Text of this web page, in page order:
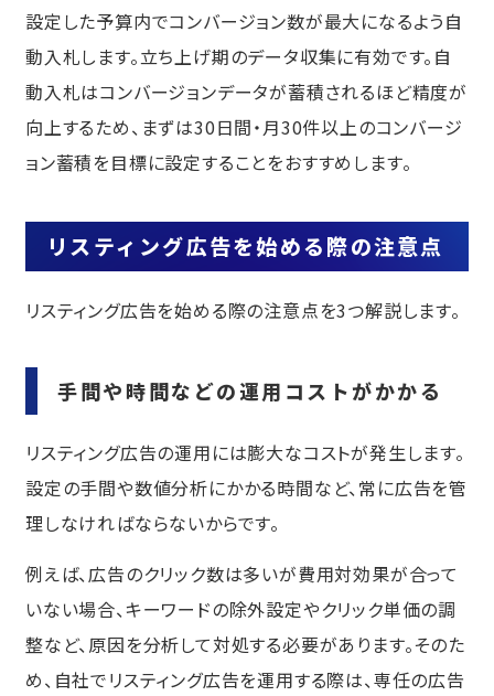
設定した予算内でコンバージョン数が最大になるよう自
動入札します。立ち上げ期のデータ収集に有効です。自
動入札はコンバージョンデータが蓄積されるほど精度が
向上するため、まずは30日間・月30件以上のコンバージ
ョン蓄積を目標に設定することをおすすめします。
リスティング広告を始める際の注意点
リスティング広告を始める際の注意点を3つ解説します。
手間や時間などの運用コストがかかる
リスティング広告の運用には膨大なコストが発生します。
設定の手間や数値分析にかかる時間など、常に広告を管
理しなければならないからです。
例えば、広告のクリック数は多いが費用対効果が合って
いない場合、キーワードの除外設定やクリック単価の調
整など、原因を分析して対処する必要があります。そのた
め、自社でリスティング広告を運用する際は、専任の広告